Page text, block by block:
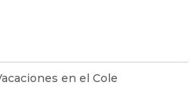
en el Cole